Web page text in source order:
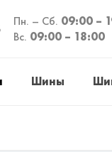
Пн. – Сб. 09:00 –
Вс. 09:00 – 18:00
Шины